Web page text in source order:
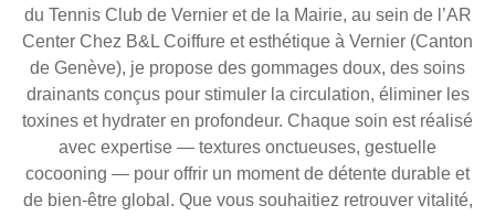
du Tennis Club de Vernier et de la Mairie, au sein de l’AR
Center Chez B&L Coiffure et esthétique à Vernier (Canton
de Genève), je propose des gommages doux, des soins
drainants conçus pour stimuler la circulation, éliminer les
toxines et hydrater en profondeur. Chaque soin est réalisé
avec expertise — textures onctueuses, gestuelle
cocooning — pour offrir un moment de détente durable et
de bien-être global. Que vous souhaitiez retrouver vitalité,